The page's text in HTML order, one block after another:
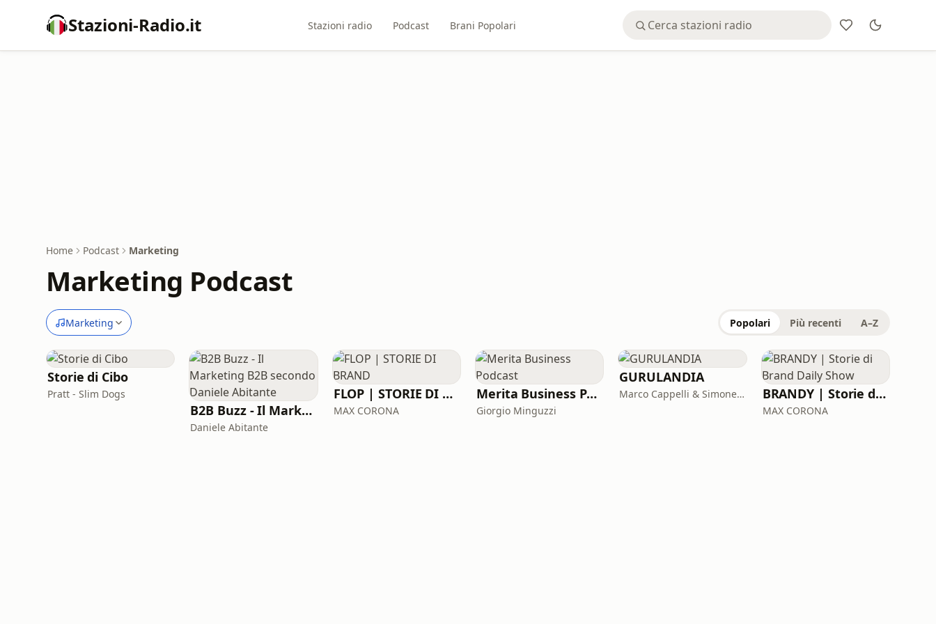
Stazioni-Radio.it Stazioni radio Podcast Brani Popolari
Home Podcast Marketing
Marketing Podcast
Marketing Popolari Più recenti A–Z
Storie di Cibo
Pratt - Slim Dogs
B2B Buzz - Il Marketing B2B secondo Daniele Abitante
Daniele Abitante
FLOP | STORIE DI BRAND
MAX CORONA
Merita Business Podcast
Giorgio Minguzzi
GURULANDIA
Marco Cappelli & Simone Salvai BRANDY | Storie di Brand Daily Show
MAX CORONA